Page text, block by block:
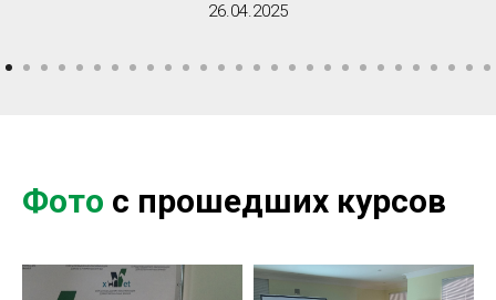
26.04.2025
Фото с прошедших курсов